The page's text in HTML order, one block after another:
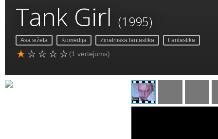
Tank Girl (1995)
Asa sižeta Komēdija Zinātniskā fantastika Fantastika
(1 vērtējums)